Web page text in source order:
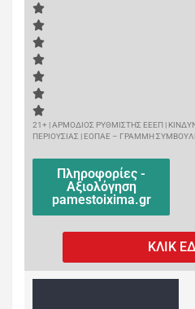
21+ | ΑΡΜΟΔΙΟΣ ΡΥΘΜΙΣΤΗΣ ΕΕΕΠ |
ΠΕΡΙΟΥΣΙΑΣ | ΕΟΠΑΕ – ΓΡΑΜΜΗ
Πληροφορίες -
Αξιολόγηση
pamestoixima.gr
ΚΛΙΚ